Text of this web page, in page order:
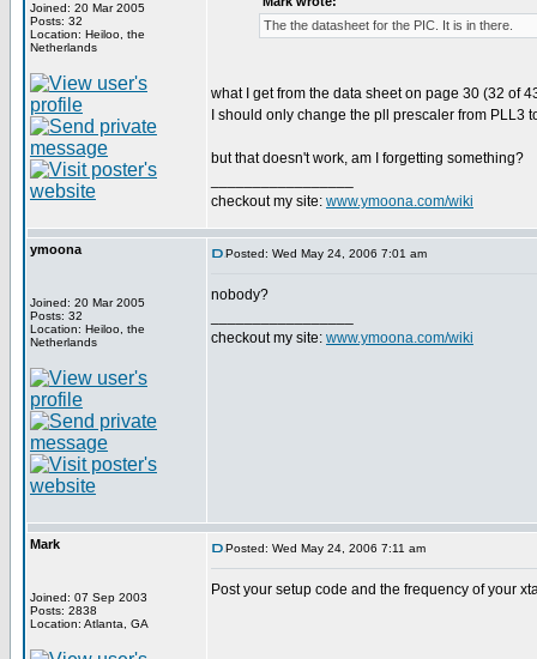
Joined: 20 Mar 2005
Posts: 32
Location: Heiloo, the
Netherlands
The the datasheet for the PIC. It is in there.
what I get from the data sheet on page 30 (32 of
I should only change the pll prescaler from PLL3
but that doesn't work, am I forgetting something?
checkout my site: www.ymoona.com/wiki
ymoona
Joined: 20 Mar 2005
Posts: 32
Location: Heiloo, the
Netherlands
Posted: Wed May 24, 2006 7:01 am
nobody?
checkout my site: www.ymoona.com/wiki
Mark
Joined: 07 Sep 2003
Posts: 2838
Location: Atlanta, GA
Posted: Wed May 24, 2006 7:11 am
Post your setup code and the frequency of your